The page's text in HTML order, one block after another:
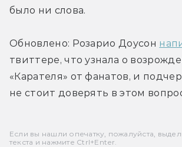
было ни слова.
Обновлено: Розарио Доусон
твиттере, что узнала о
«Карателя» от фанатов, и
не стоит доверять в этом
Если вы нашли опечатку, пожалуйста,
текста и нажмите Ctrl+Enter.